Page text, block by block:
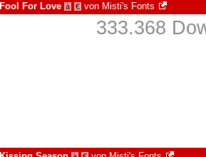
Fool For Love à € von Misti's Fonts
333.368